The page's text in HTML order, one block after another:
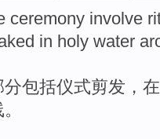
ceremony involve
in holy water
分包括仪式剪发 ， 在
。